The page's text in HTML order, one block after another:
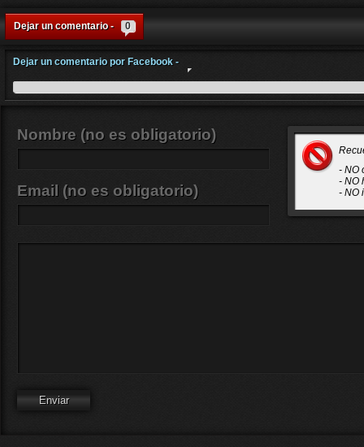
Dejar un comentario - 0
Dejar un comentario por Facebook -
- NO
- NO
- NO
Nombre (no es obligatorio)
Email (no es obligatorio)